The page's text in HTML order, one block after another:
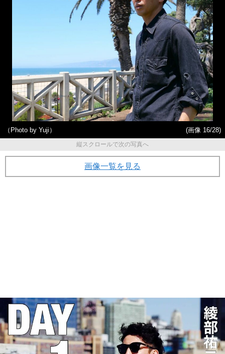
（Photo by Yuji）
(画像 16/28)
縦スクロールで次の写真へ
画像一覧を見る